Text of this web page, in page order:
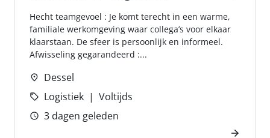
Hecht teamgevoel : Je komt terecht in een warme,
familiale werkomgeving waar collega’s voor elkaar
klaarstaan. De sfeer is persoonlijk en informeel.
Afwisseling gegarandeerd :...
Dessel
Logistiek
Voltijds
3 dagen geleden